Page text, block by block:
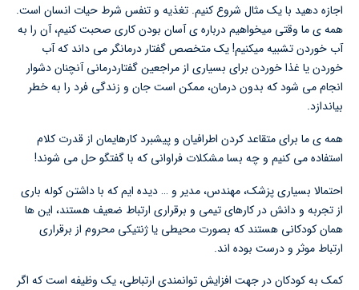
اجازه دهید با یک مثال شروع کنیم. تغذیه و تنفس شرط حیات انسان است.
همه ی ما وقتی میخواهیم درباره ی آسان بودن کاری صحبت کنیم، آن را به
آب خوردن تشبیه میکنیم! یک متخصص گفتار درمانگر می داند که آب
خوردن یا غذا خوردن برای بسیاری از مراجعین گفتاردرمانی آنچنان دشوار
انجام می شود که بدون درمان، ممکن است جان و زندگی فرد را به خطر
بیاندازد.
همه ی ما برای متقاعد کردن اطرافیان و پیشبرد کارهایمان از قدرت کلام
استفاده می کنیم و چه بسا مشکلات فراوانی که با گفتگو حل می شوند!
احتمالا بسیاری پزشک، مهندس، مدیر و … دیده ایم که با داشتن کوله باری
از تجربه و دانش در کارهای تیمی و برقراری ارتباط ضعیف هستند، این ها
همان کودکانی هستند که بصورت محیطی یا ژنتیکی محروم از برقراری
ارتباط موثر و درست بوده اند.
کمک به کودکان در جهت افزایش توانمندی ارتباطی، یک وظیفه است که اگر